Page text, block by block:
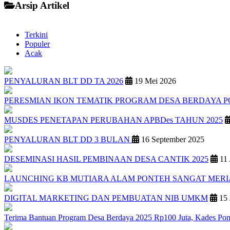
Arsip Artikel
Terkini
Populer
Acak
PENYALURAN BLT DD TA 2026 19 Mei 2026
PERESMIAN IKON TEMATIK PROGRAM DESA BERDAYA
MUSDES PENETAPAN PERUBAHAN APBDes TAHUN 2025
PENYALURAN BLT DD 3 BULAN 16 September 2025
DESEMINASI HASIL PEMBINAAN DESA CANTIK 2025 11
LAUNCHING KB MUTIARA ALAM PONTEH SANGAT
DIGITAL MARKETING DAN PEMBUATAN NIB UMKM 15
Terima Bantuan Program Desa Berdaya 2025 Rp100 Juta, Kades